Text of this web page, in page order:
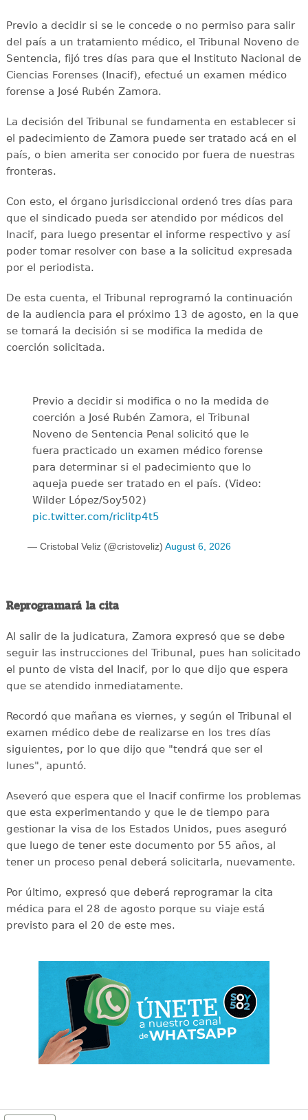
Previo a decidir si se le concede o no permiso para salir
del país a un tratamiento médico, el Tribunal Noveno de
Sentencia, fijó tres días para que el Instituto Nacional de
Ciencias Forenses (Inacif), efectué un examen médico
forense a José Rubén Zamora.
La decisión del Tribunal se fundamenta en establecer si
el padecimiento de Zamora puede ser tratado acá en el
país, o bien amerita ser conocido por fuera de nuestras
fronteras.
Con esto, el órgano jurisdiccional ordenó tres días para
que el sindicado pueda ser atendido por médicos del
Inacif, para luego presentar el informe respectivo y así
poder tomar resolver con base a la solicitud expresada
por el periodista.
De esta cuenta, el Tribunal reprogramó la continuación
de la audiencia para el próximo 13 de agosto, en la que
se tomará la decisión si se modifica la medida de
coerción solicitada.
Previo a decidir si modifica o no la medida de
coerción a José Rubén Zamora, el Tribunal
Noveno de Sentencia Penal solicitó que le
fuera practicado un examen médico forense
para determinar si el padecimiento que lo
aqueja puede ser tratado en el país. (Video:
Wilder López/Soy502)
pic.twitter.com/ricIitp4t5
— Cristobal Veliz (@cristoveliz) August 6, 2026
Reprogramará la cita
Al salir de la judicatura, Zamora expresó que se debe
seguir las instrucciones del Tribunal, pues han solicitado
el punto de vista del Inacif, por lo que dijo que espera
que se atendido inmediatamente.
Recordó que mañana es viernes, y según el Tribunal el
examen médico debe de realizarse en los tres días
siguientes, por lo que dijo que "tendrá que ser el
lunes", apuntó.
Aseveró que espera que el Inacif confirme los problemas
que esta experimentando y que le de tiempo para
gestionar la visa de los Estados Unidos, pues aseguró
que luego de tener este documento por 55 años, al
tener un proceso penal deberá solicitarla, nuevamente.
Por último, expresó que deberá reprogramar la cita
médica para el 28 de agosto porque su viaje está
previsto para el 20 de este mes.